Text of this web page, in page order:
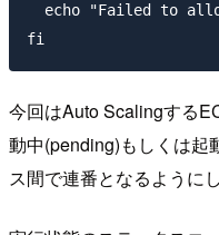
echo "Failed to
今回はAuto Scalingする
動中(pending)もしくは起
ス間で連番となるように